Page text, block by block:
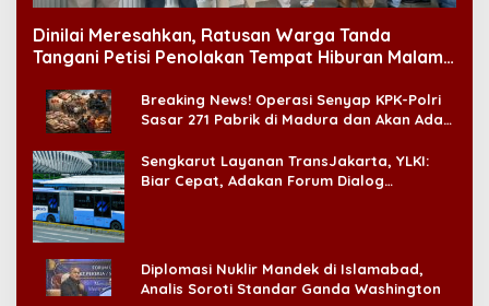
Dinilai Meresahkan, Ratusan Warga Tanda
Tangani Petisi Penolakan Tempat Hiburan Malam
Breaking News! Operasi Senyap KPK-Polri
Sasar 271 Pabrik di Madura dan Akan Ada
Sengkarut Layanan TransJakarta, YLKI:
Biar Cepat, Adakan Forum Dialog
Diplomasi Nuklir Mandek di Islamabad,
Analis Soroti Standar Ganda Washington